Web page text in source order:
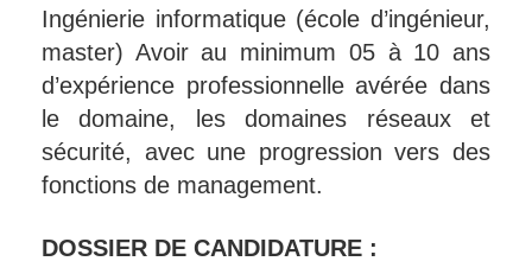
Ingénierie informatique (école d’ingénieur,
master) Avoir au minimum 05 à 10 ans
d’expérience professionnelle avérée dans
le domaine, les domaines réseaux et
sécurité, avec une progression vers des
fonctions de management.
DOSSIER DE CANDIDATURE :